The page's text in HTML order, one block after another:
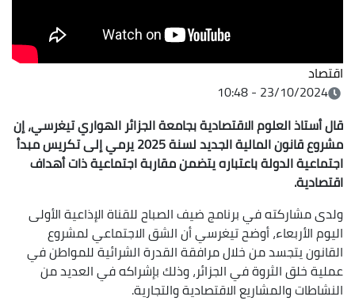
اقتصاد
23/10/2024 - 10:48
قال أستاذ العلوم الاقتصادية بجامعة الجزائر الهواري تيغرسي، إن
مشروع قانون المالية الجديد لسنة 2025 يرمي إلى تكريس مبدأ
اجتماعية الدولة باعتباره يتضمن مقاربة اجتماعية ذات أهداف
اقتصادية.
ولدى مشاركته في برنامج ضيف الصباح للقناة الإذاعية الأولى
اليوم الأربعاء، أوضح تيغرسي أن الشق الاجتماعي لمشروع
القانون يتجسد من خلال مرافقة القدرة الشرائية للمواطن في
عملية خلق الثروة في الجزائر، وذلك بإشراكه في العديد من
النشاطات والمشاريع الاقتصادية والتجارية.